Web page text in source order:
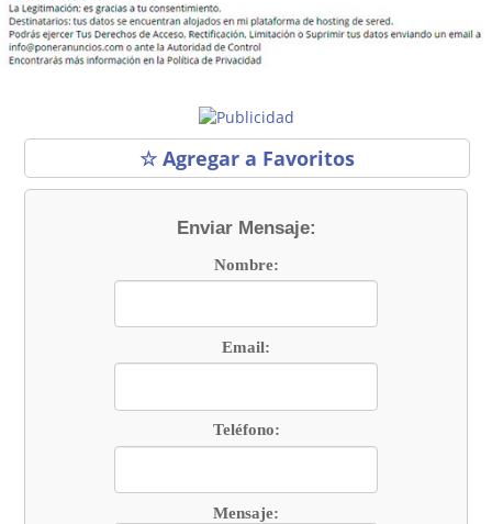
☆ Agregar a Favoritos
Enviar Mensaje:
Nombre:
Email:
Teléfono:
Mensaje: